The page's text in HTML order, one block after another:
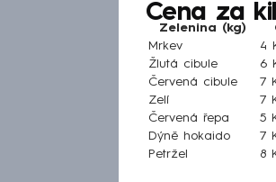
Cena za
Zelenina (kg)
Mrkev
4
Žlutá cibule
6
Červená cibule
7
Zelí
7
Červená řepa
5
Dýně hokaido
7
Petržel
8